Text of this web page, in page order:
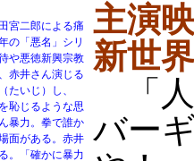
宮二郎による痛
の「悪名」シリ
や悪徳新興宗教
赤井さん演じる
たいじ）し、
恥じるような思
暴力。拳で誰か
面がある。赤井
。「確かに暴力
主演
新世
「人
バー